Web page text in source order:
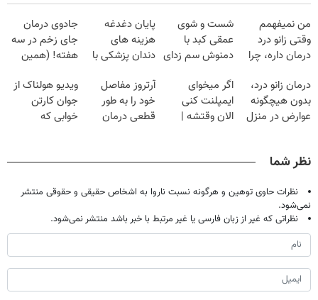
من نمیفهمم
وقتی زانو درد
درمان داره، چرا
تحمل میکنی؟❗
شست و شوی
عمقی کبد با
دمنوش سم زدای
پایان دغدغه
هزینه های
دندان پزشکی با
خانگی
جادوی درمان
جای زخم در سه
هفته! (همین
صحبت کنید)
درمان زانو درد،
بدون هیچگونه
عوارض در منزل
اگر میخوای
ایمپلنت کنی
الان وقتشه |
آرتروز مفاصل
خود را به طور
قطعی درمان
ویدیو هولناک از
جوان کارتن
خوابی که
نظر شما
نظرات حاوی توهین و هرگونه نسبت ناروا به اشخاص حقیقی و حقوقی منتشر
نمی‌شود.
نظراتی که غیر از زبان فارسی یا غیر مرتبط با خبر باشد منتشر نمی‌شود.